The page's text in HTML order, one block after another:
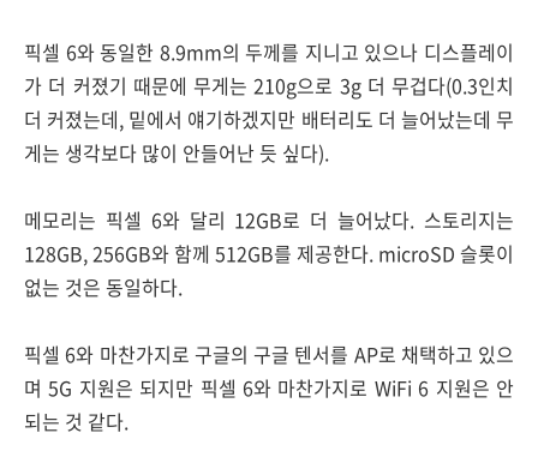
픽셀 6와 동일한 8.9mm의 두께를 지니고 있으나 디스플레이
가 더 커졌기 때문에 무게는 210g으로 3g 더 무겁다(0.3인치
더 커졌는데, 밑에서 얘기하겠지만 배터리도 더 늘어났는데 무
게는 생각보다 많이 안들어난 듯 싶다).
메모리는 픽셀 6와 달리 12GB로 더 늘어났다. 스토리지는
128GB, 256GB와 함께 512GB를 제공한다. microSD 슬롯이
없는 것은 동일하다.
픽셀 6와 마찬가지로 구글의 구글 텐서를 AP로 채택하고 있으
며 5G 지원은 되지만 픽셀 6와 마찬가지로 WiFi 6 지원은 안
되는 것 같다.